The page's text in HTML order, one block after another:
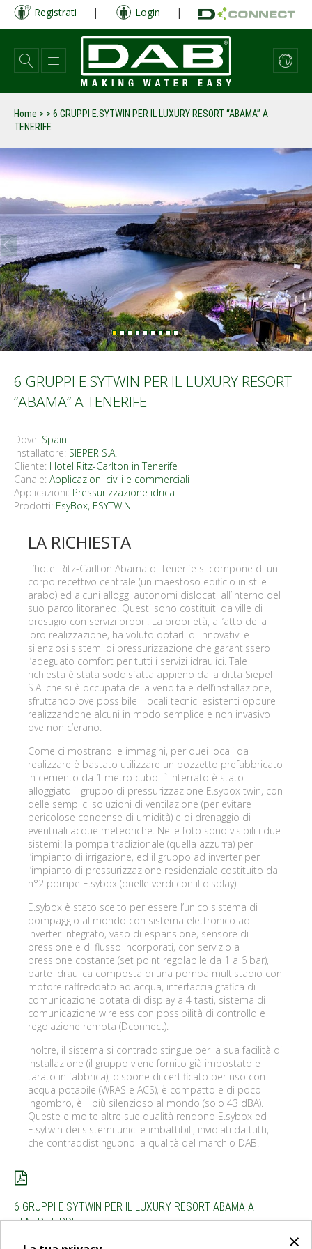
×
Salta
contenuto
principale
Registrati | Login |
Home > > 6 GRUPPI E.SYTWIN PER IL LUXURY RESORT “ABAMA” A
TENERIFE
prev next
6 GRUPPI E.SYTWIN PER IL LUXURY RESORT
“ABAMA” A TENERIFE
Dove: Spain
Installatore: SIEPER S.A.
Cliente: Hotel Ritz-Carlton in Tenerife
Canale: Applicazioni civili e commerciali
Applicazioni: Pressurizzazione idrica
Prodotti: EsyBox, ESYTWIN
LA RICHIESTA
L’hotel Ritz-Carlton Abama di Tenerife si compone di un
corpo recettivo centrale (un maestoso edificio in stile
arabo) ed alcuni alloggi autonomi dislocati all’interno del
suo parco litoraneo. Questi sono costituiti da ville di
prestigio con servizi propri. La proprietà, all’atto della
loro realizzazione, ha voluto dotarli di innovativi e
silenziosi sistemi di pressurizzazione che garantissero
l’adeguato comfort per tutti i servizi idraulici. Tale
richiesta è stata soddisfatta appieno dalla ditta Siepel
S.A. che si è occupata della vendita e dell’installazione,
sfruttando ove possibile i locali tecnici esistenti oppure
realizzandone alcuni in modo semplice e non invasivo
ove non c’erano.
Come ci mostrano le immagini, per quei locali da
realizzare è bastato utilizzare un pozzetto prefabbricato
in cemento da 1 metro cubo: lì interrato è stato
alloggiato il gruppo di pressurizzazione E.sybox twin, con
delle semplici soluzioni di ventilazione (per evitare
pericolose condense di umidità) e di drenaggio di
eventuali acque meteoriche. Nelle foto sono visibili i due
sistemi: la pompa tradizionale (quella azzurra) per
l’impianto di irrigazione, ed il gruppo ad inverter per
l’impianto di pressurizzazione residenziale costituito da
n°2 pompe E.sybox (quelle verdi con il display).
E.sybox è stato scelto per essere l’unico sistema di
pompaggio al mondo con sistema elettronico ad
inverter integrato, vaso di espansione, sensore di
pressione e di flusso incorporati, con servizio a
pressione costante (set point regolabile da 1 a 6 bar),
parte idraulica composta di una pompa multistadio con
motore raffreddato ad acqua, interfaccia grafica di
comunicazione dotata di display a 4 tasti, sistema di
comunicazione wireless con possibilità di controllo e
regolazione remota (Dconnect).
Inoltre, il sistema si contraddistingue per la sua facilità di
installazione (il gruppo viene fornito già impostato e
tarato in fabbrica), dispone di certificato per uso con
acqua potabile (WRAS e ACS), è compatto e di poco
ingombro, è il più silenzioso al mondo (solo 43 dBA).
Queste e molte altre sue qualità rendono E.sybox ed
E.sytwin dei sistemi unici e imbattibili, invidiati da tutti,
che contraddistinguono la qualità del marchio DAB.
6 GRUPPI E.SYTWIN PER IL LUXURY RESORT ABAMA A
TENERIFE.PDF